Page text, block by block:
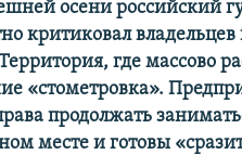
осени российский
критиковал
где массово
«стометровка».
продолжать
месте и готовы